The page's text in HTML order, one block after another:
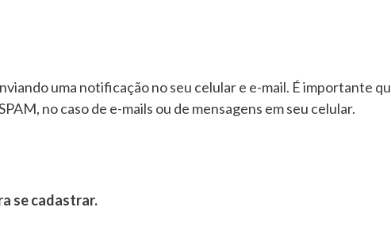
uma notificação no seu celular e e-mail. É importante
no caso de e-mails ou de mensagens em seu celular.
se cadastrar.